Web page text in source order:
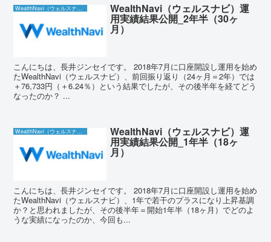
WealthNavi（ウェルスナビ） WealthNavi（ウェルスナビ）運
用実績結果公開_2年半（30ヶ
月）
こんにちは、長井ジンセイです。 2018年7月に口座開設し運用を始め
たWealthNavi（ウェルスナビ）、前回振り返り（24ヶ月＝2年）では
＋76,733円（＋6.24％）という結果でしたが、その後半年を経てどう
なったのか？ ...
WealthNavi（ウェルスナビ） WealthNavi（ウェルスナビ）運
用実績結果公開_1年半（18ヶ
月）
こんにちは、長井ジンセイです。 2018年7月に口座開設し運用を始め
たWealthNavi（ウェルスナビ）、1年で若干のプラスになり上昇基調
か？と思われましたが、その後半年＝開始1年半（18ヶ月）でどのよ
うな実績になったのか、今回も...